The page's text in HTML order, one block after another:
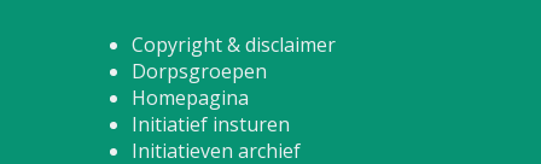
Copyright & disclaimer
Dorpsgroepen
Homepagina
Initiatief insturen
Initiatieven archief